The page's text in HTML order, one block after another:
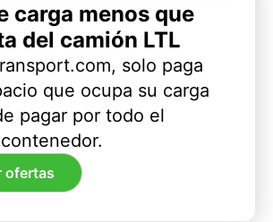
carga menos que
del camión LTL
solo paga
que ocupa su carga
pagar por todo el
ofertas